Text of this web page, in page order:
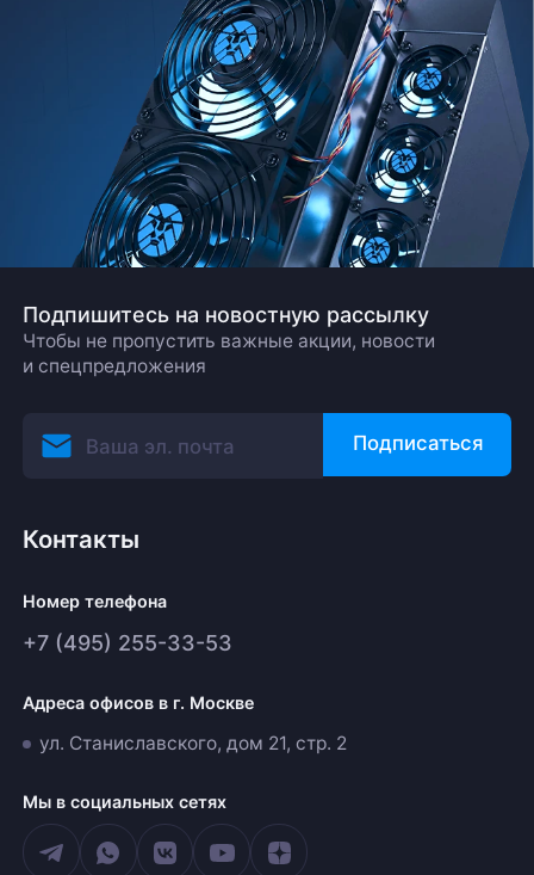
Подпишитесь на новостную рассылку
Чтобы не пропустить важные акции, новости
и спецпредложения
Подписаться
Контакты
Номер телефона
+7 (495) 255-33-53
Адреса офисов в г. Москве
ул. Станиславского, дом 21, стр. 2
Мы в социальных сетях